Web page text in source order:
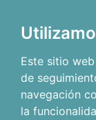
Este sitio
de
navegación
la